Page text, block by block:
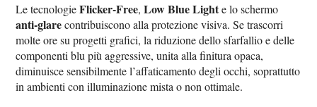
Le tecnologieFlicker-Free,Low Blue Lighte lo schermo
anti-glarecontribuiscono alla protezione visiva. Se trascorri
molte ore su progetti grafici, la riduzione dello sfarfallio e delle
componenti blu più aggressive, unita alla finitura opaca,
diminuisce sensibilmente l’affaticamento degli occhi, soprattutto
in ambienti con illuminazione mista o non ottimale.